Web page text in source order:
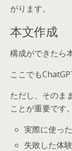
がります。
本文作成
構成ができたら
ここでも
ただし、そのま
ことが重要です。
実際に使った
失敗した体験